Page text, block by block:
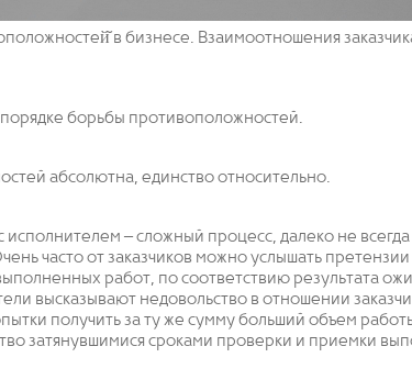
в бизнесе. Взаимоотношения
порядке борьбы противоположностей.
абсолютна, единство относительно.
исполнителем – сложный процесс, далеко не
часто от заказчиков можно услышать претензии
работ, по соответствию результата
высказывают недовольство в отношении
получить за ту же сумму больший объем
затянувшимися сроками проверки и приемки